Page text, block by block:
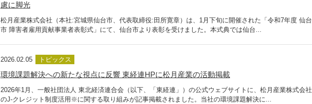
慮に脚光
松月産業株式会社（本社:宮城県仙台市、代表取締役:田所寛章）は、1月下旬に開催された「令和7年度 仙台
市 障害者雇用貢献事業者表彰式」にて、仙台市より表彰を受けました。本式典では仙台...
2026.02.05 トピックス
環境課題解決への新たな視点に反響 東経連HPに松月産業の活動掲載
2026年1月、一般社団法人 東北経済連合会（以下、「東経連」）の公式ウェブサイトに、松月産業株式会社
のJ-クレジット制度活用※に関する取り組みが記事掲載されました。当社の環境課題解決に...